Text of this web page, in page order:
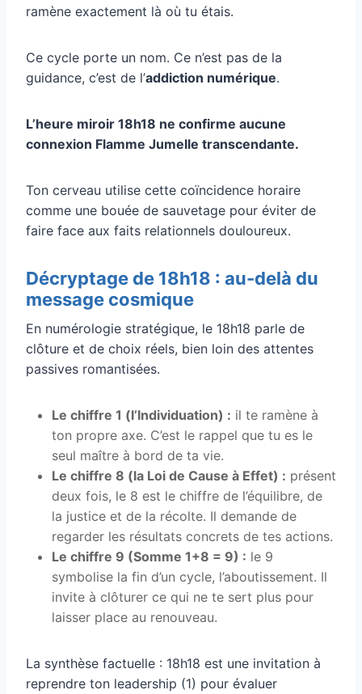
ramène exactement là où tu étais.
Ce cycle porte un nom. Ce n’est pas de la
guidance, c’est de l’addiction numérique.
L’heure miroir 18h18 ne confirme aucune
connexion Flamme Jumelle transcendante.
Ton cerveau utilise cette coïncidence horaire
comme une bouée de sauvetage pour éviter de
faire face aux faits relationnels douloureux.
Décryptage de 18h18 : au-delà du
message cosmique
En numérologie stratégique, le 18h18 parle de
clôture et de choix réels, bien loin des attentes
passives romantisées.
Le chiffre 1 (l’Individuation) : il te ramène à
ton propre axe. C’est le rappel que tu es le
seul maître à bord de ta vie.
Le chiffre 8 (la Loi de Cause à Effet) : présent
deux fois, le 8 est le chiffre de l’équilibre, de
la justice et de la récolte. Il demande de
regarder les résultats concrets de tes actions.
Le chiffre 9 (Somme 1+8 = 9) : le 9
symbolise la fin d’un cycle, l’aboutissement. Il
invite à clôturer ce qui ne te sert plus pour
laisser place au renouveau.
La synthèse factuelle : 18h18 est une invitation à
reprendre ton leadership (1) pour évaluer